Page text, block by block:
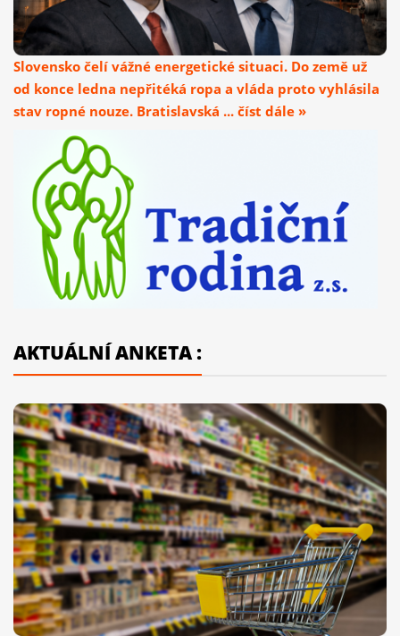
Slovensko čelí vážné energetické situaci. Do země už
od konce ledna nepřitéká ropa a vláda proto vyhlásila
stav ropné nouze. Bratislavská ... číst dále »
AKTUÁLNÍ ANKETA :